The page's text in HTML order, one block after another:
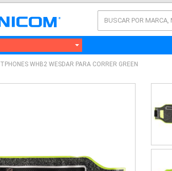
WHB2 WESDAR PARA CORRER GREEN